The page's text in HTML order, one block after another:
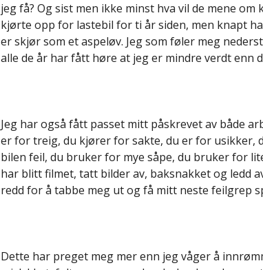
jeg få? Og sist men ikke minst hva vil de mene om
kjørte opp for lastebil for ti år siden, men knapt
er skjør som et aspeløv. Jeg som føler meg
alle de år har fått høre at jeg er mindre verdt enn
Jeg har også fått passet mitt påskrevet av både
er for treig, du kjører for sakte, du er for usikker,
bilen feil, du bruker for mye såpe, du bruker for
har blitt filmet, tatt bilder av, baksnakket og ledd
redd for å tabbe meg ut og få mitt neste feilgrep
Dette har preget meg mer enn jeg våger å